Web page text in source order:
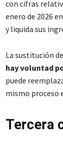
con cifras
enero de 2026
y liquida sus
La sustitución
hay voluntad
puede
mismo proceso
Tercera